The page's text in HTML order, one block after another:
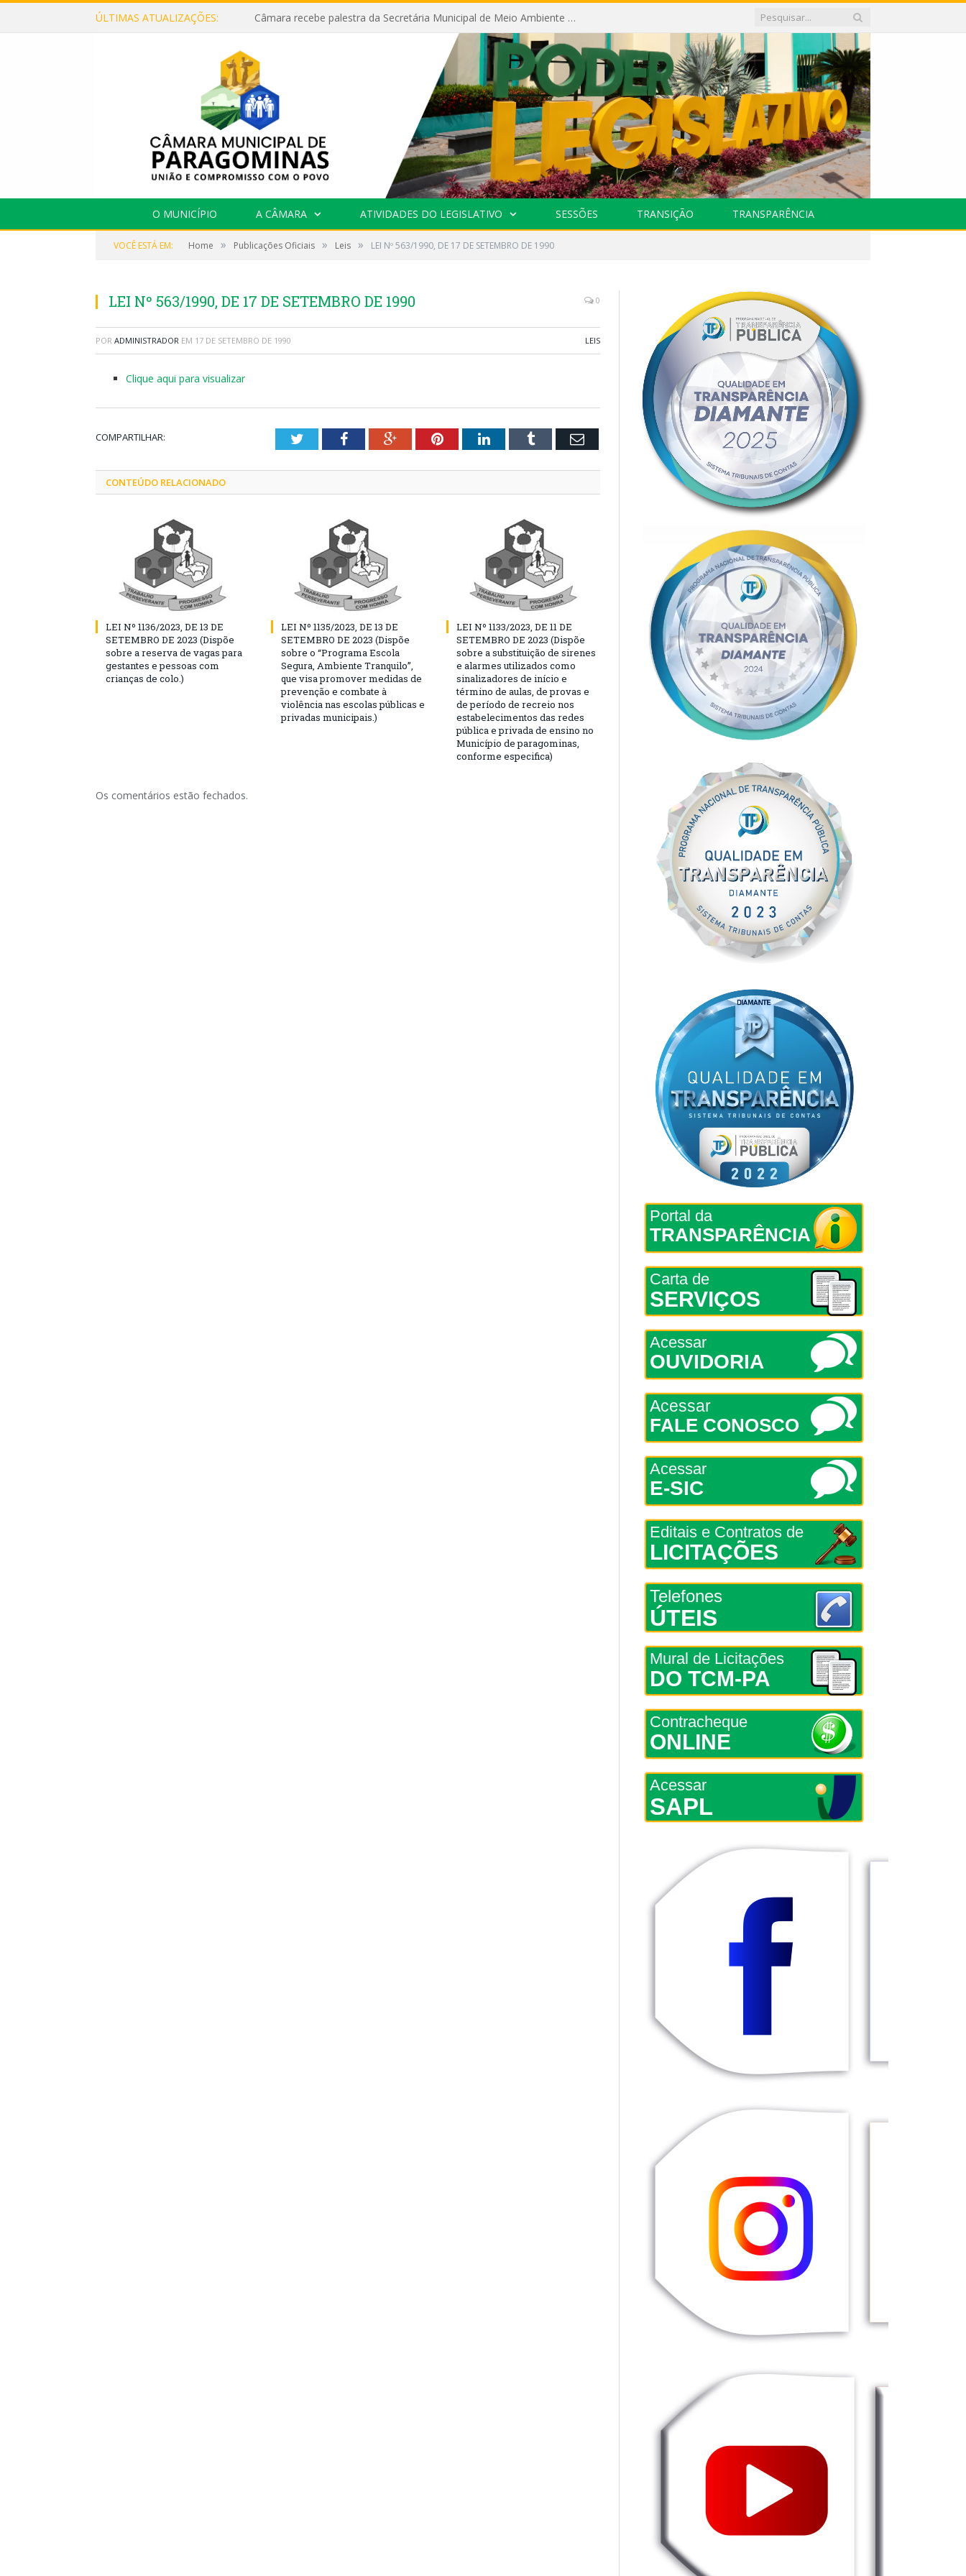
ÚLTIMAS ATUALIZAÇÕES: Câmara recebe palestra da Secretária Municipal de Meio Ambiente sobre as ações da “SEMANA DO MEIO AMBIENTE”
O MUNICÍPIO A CÂMARA ATIVIDADES DO LEGISLATIVO SESSÕES TRANSIÇÃO TRANSPARÊNCIA
VOCÊ ESTÁ EM: Home » Publicações Oficiais » Leis » LEI Nº 563/1990, DE 17 DE SETEMBRO DE 1990
LEI Nº 563/1990, DE 17 DE SETEMBRO DE 1990 0
POR ADMINISTRADOR EM 17 DE SETEMBRO DE 1990 LEIS
Clique aqui para visualizar
COMPARTILHAR: TwitterFacebookGoogle+PinterestLinkedInTumblr Email
CONTEÚDO RELACIONADO
LEI Nº 1136/2023, DE 13 DE
SETEMBRO DE 2023 (Dispõe
sobre a reserva de vagas para
gestantes e pessoas com
crianças de colo.)
LEI Nº 1135/2023, DE 13 DE
SETEMBRO DE 2023 (Dispõe
sobre o “Programa Escola
Segura, Ambiente Tranquilo”,
que visa promover medidas de
prevenção e combate à
violência nas escolas públicas e
privadas municipais.)
LEI Nº 1133/2023, DE 11 DE
SETEMBRO DE 2023 (Dispõe
sobre a substituição de sirenes
e alarmes utilizados como
sinalizadores de início e
término de aulas, de provas e
de período de recreio nos
estabelecimentos das redes
pública e privada de ensino no
Município de paragominas,
conforme especifica)
Os comentários estão fechados.
Portal da
TRANSPARÊNCIA
Carta de
SERVIÇOS
Acessar
OUVIDORIA
Acessar
FALE CONOSCO
Acessar
E-SIC
Editais e Contratos de
LICITAÇÕES
Telefones
ÚTEIS
Mural de Licitações
DO TCM-PA
Contracheque
ONLINE
Acessar
SAPL